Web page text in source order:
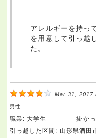
アレルギーを持っ
を用意して引っ越
た。
Mar 31, 2017
男性
職業: 大学生 掛か
引っ越した区間: 山形県酒田